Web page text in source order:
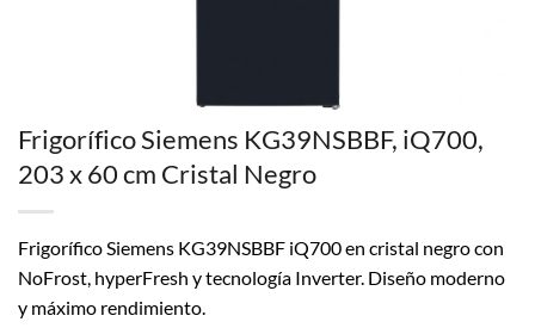
Frigorífico Siemens KG39NSBBF, iQ700,
203 x 60 cm Cristal Negro
Frigorífico Siemens KG39NSBBF iQ700 en cristal negro con
NoFrost, hyperFresh y tecnología Inverter. Diseño moderno
y máximo rendimiento.